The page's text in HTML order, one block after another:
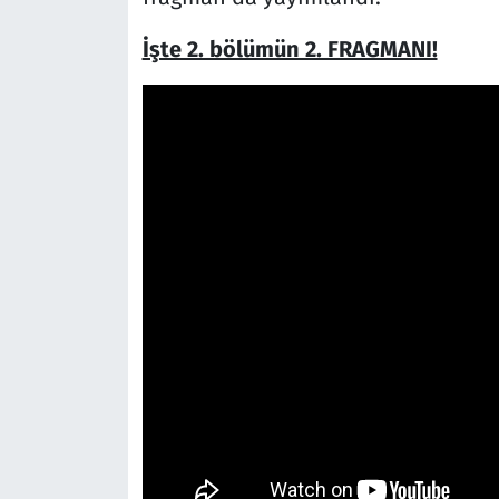
İşte 2. bölümün 2. FRAGMANI!